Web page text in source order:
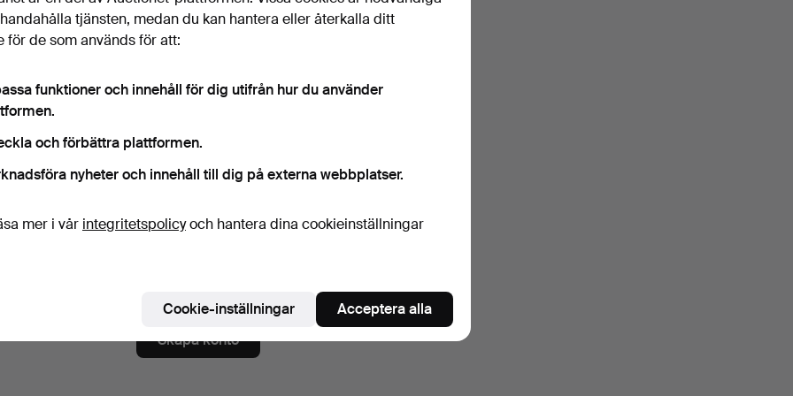
Visa lösenord i klartext.
på nyhetsbrev från Laholms Auktionskammare.
enkelt avsluta prenumerationen.
på Auctionets nyhetsbrev. (frivilligt)
Skapa konto
tjänsten, medan du kan hantera eller återkalla ditt
för de som används för att:
funktioner och innehåll för dig utifrån hur du använder
och förbättra plattformen.
nyheter och innehåll till dig på externa webbplatser.
mer i vår integritetspolicyoch hantera dina cookieinställningar
Cookie-inställningar Acceptera alla